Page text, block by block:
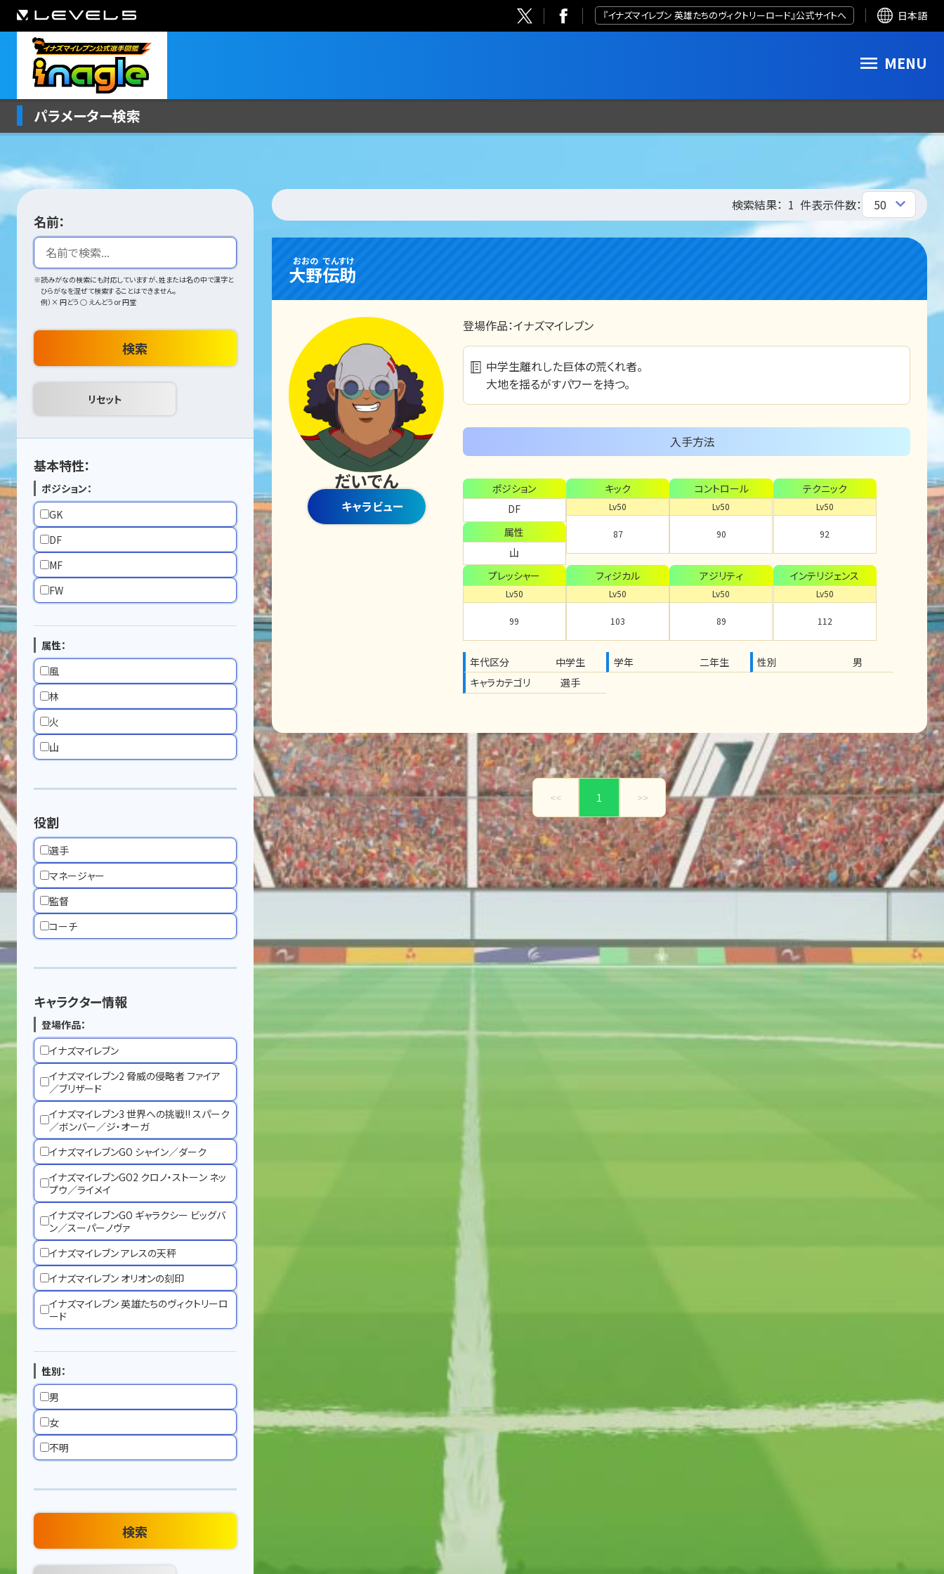
『イナズマイレブン 英雄たちのヴィクトリーロード』公式サイトへ 日本語
MENU
パラメーター検索
名前：
※読みがなの検索にも対応していますが、姓または名の中で漢字と
ひらがなを混ぜて検索することはできません。
例）× 円どう ○ えんどう or 円堂
検索
基本特性：
ポジション：
GK
DF
MF
FW
属性：
風
林
火
山
役割
選手
マネージャー
監督
コーチ
キャラクター情報
登場作品：
イナズマイレブン
イナズマイレブン2 脅威の侵略者 ファイア
／ブリザード
イナズマイレブン3 世界への挑戦!! スパーク
／ボンバー／ジ・オーガ
イナズマイレブンGO シャイン／ダーク
イナズマイレブンGO2 クロノ・ストーン ネッ
プウ／ライメイ
イナズマイレブンGO ギャラクシー ビッグバ
ン／スーパーノヴァ
イナズマイレブン アレスの天秤
イナズマイレブン オリオンの刻印
イナズマイレブン 英雄たちのヴィクトリーロ
ード
性別：
男
女
不明
検索
検索結果： 1 件表示件数：
大野
おおの
伝助
でんすけ
だいでん
キャラビュー
登場作品：イナズマイレブン
中学生離れした巨体の荒くれ者。
大地を揺るがすパワーを持つ。
入手方法
ポジション
DF
属性
山
キック
Lv50
87
コントロール
Lv50
90
テクニック
Lv50
92
プレッシャー
Lv50
99
フィジカル
Lv50
103
アジリティ
Lv50
89
インテリジェンス
Lv50
112
年代区分 中学生 学年 二年生 性別
男
キャラカテゴリ
選手
<< 1 >>